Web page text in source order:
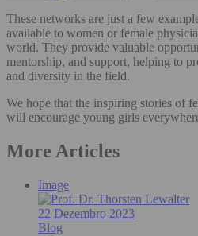
These networks are just a few
available to women or female
world. They provide valuable
mentorship, and support, helping to
and diversity in the field.
We hope that the inspiring stories of
will encourage young girls
More Articles
Image
22 Dezembro 2023
Blog